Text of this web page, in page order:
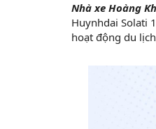
Nhà xe Hoàng
Huynhdai Solati
hoạt động du